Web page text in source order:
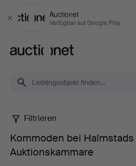
Schließen
Auctionet
Verfügbar auf Google Play
Kommoden
bei
Filtrieren
Kommoden bei Halmstads
Auktionskammare